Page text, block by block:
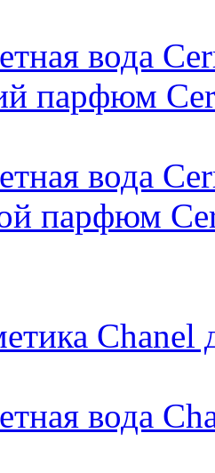
вода
парфюм
вода
парфюм
вода